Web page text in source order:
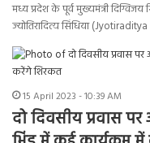
मध्य प्रदेश के पूर्व मुख्यमंत्री
ज्योतिरादित्य सिंधिया
15 April 2023 - 10:39 AM
दो दिवसीय प्रवास